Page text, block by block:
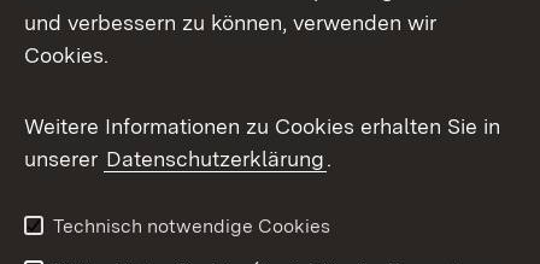
X / Twitter
Youtube
Kontakt
Datenschutz
Barrierefreiheit
und verbessern zu können, verwenden wir
Cookies.
Weitere Informationen zu Cookies erhalten Sie in
unserer Datenschutzerklärung.
Technisch notwendige Cookies